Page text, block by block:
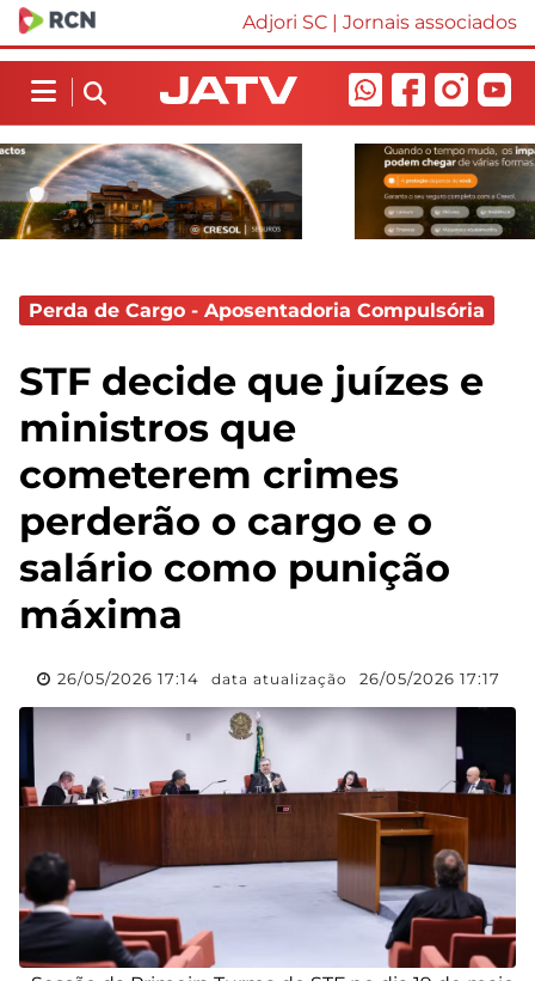
Adjori SC | Jornais associados
Perda de Cargo - Aposentadoria Compulsória
STF decide que juízes e
ministros que
cometerem crimes
perderão o cargo e o
salário como punição
máxima
26/05/2026 17:14 data atualização 26/05/2026 17:17